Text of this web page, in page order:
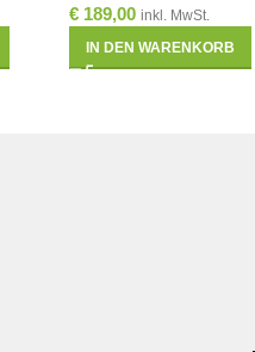
€ 189,00 inkl. MwSt.
IN DEN WARENKORB